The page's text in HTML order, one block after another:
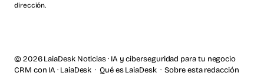
dirección.
© 2026 LaiaDesk Noticias · IA y ciberseguridad para tu negocio
CRM con IA · LaiaDesk · Qué es LaiaDesk·Sobre esta redacción